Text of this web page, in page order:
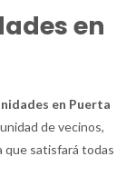
en
en Puerta
de vecinos,
que satisfará todas